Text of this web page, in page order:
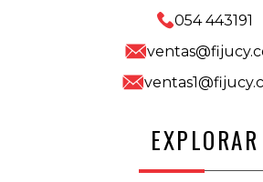
054 443191
EXPLORAR